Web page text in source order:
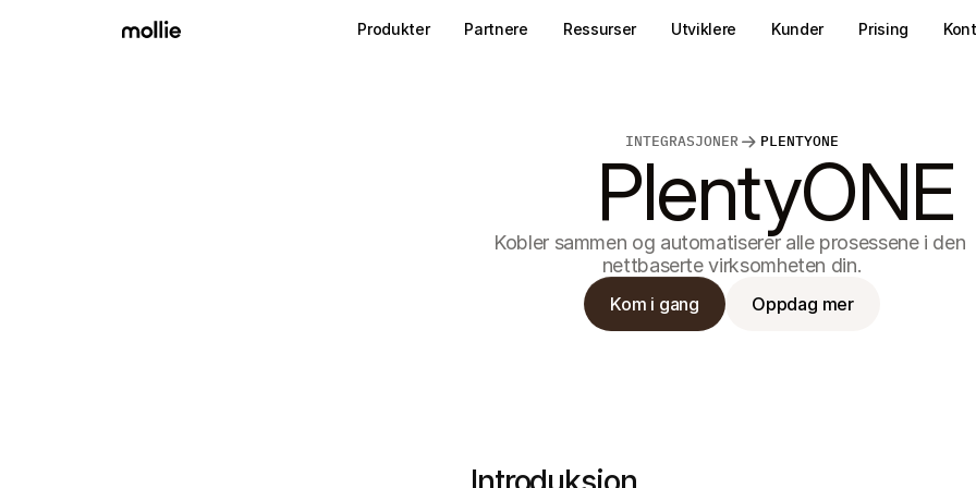
INTEGRASJONER PLENTYONE
PlentyONE
Kobler sammen og automatiserer alle prosessene i den
nettbaserte virksomheten din.
Kom i gang Oppdag mer
Produkter Partnere Ressurser Utviklere Kunder Prising